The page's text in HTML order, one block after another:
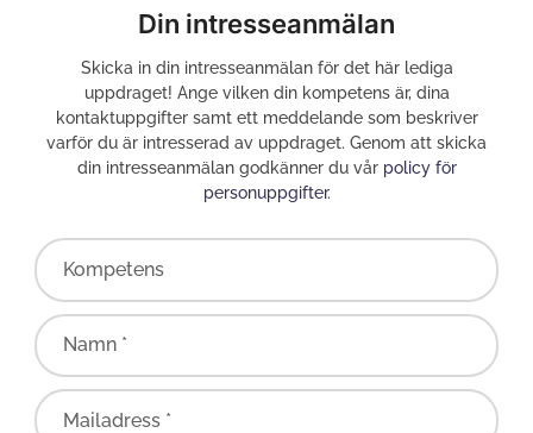
Din intresseanmälan
Skicka in din intresseanmälan för det här lediga
uppdraget! Ange vilken din kompetens är, dina
kontaktuppgifter samt ett meddelande som beskriver
varför du är intresserad av uppdraget. Genom att skicka
din intresseanmälan godkänner du vår policy för
personuppgifter.
Kompetens
Namn *
Mailadress *